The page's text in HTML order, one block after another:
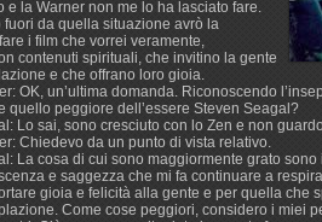
e la Warner non me lo ha lasciato fare.
fuori da quella situazione avrò la
i film che vorrei veramente,
contenuti spirituali, che invitino la gente
e che offrano loro gioia.
OK, un’ultima domanda. Riconoscendo
quello peggiore dell’essere Steven Seagal?
Lo sai, sono cresciuto con lo Zen e non
Chiedevo da un punto di vista relativo.
La cosa di cui sono maggiormente grato
e saggezza che mi fa continuare a
gioia e felicità alla gente e per quella che
Come cose peggiori, considero i miei